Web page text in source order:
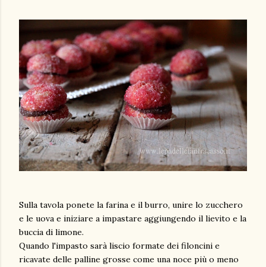
Sulla tavola ponete la farina e il burro, unire lo zucchero
e le uova e iniziare a impastare aggiungendo il lievito e la
buccia di limone.
Quando l'impasto sarà liscio formate dei filoncini e
ricavate delle palline grosse come una noce più o meno